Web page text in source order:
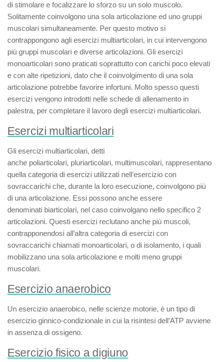
di stimolare e focalizzare lo sforzo su un solo muscolo.
Solitamente coinvolgono una sola articolazione ed uno gruppi
muscolari simultaneamente. Per questo motivo si
contrappongono agli esercizi multiarticolari, in cui intervengono
più gruppi muscolari e diverse articolazioni. Gli esercizi
monoarticolari sono praticati soprattutto con carichi poco elevati
e con alte ripetizioni, dato che il coinvolgimento di una sola
articolazione potrebbe favorire infortuni. Molto spesso questi
esercizi vengono introdotti nelle schede di allenamento in
palestra, per completare il lavoro degli esercizi multiarticolari.
Esercizi multiarticolari
Gli esercizi multiarticolari, detti
anche poliarticolari, pluriarticolari, multimuscolari, rappresentano
quella categoria di esercizi utilizzati nell’esercizio con
sovraccarichi che, durante la loro esecuzione, coinvolgono più
di una articolazione. Essi possono anche essere
denominati biarticolari, nel caso coinvolgano nello specifico 2
articolazioni. Questi esercizi reclutano anche più muscoli,
contrapponendosi all’altra categoria di esercizi con
sovraccarichi chiamati monoarticolari, o di isolamento, i quali
mobilizzano una sola articolazione e molti meno gruppi
muscolari.
Esercizio anaerobico
Un esercizio anaerobico, nelle scienze motorie, è un tipo di
esercizio ginnico-condizionale in cui la risintesi dell’ATP avviene
in assenza di ossigeno.
Esercizio fisico a digiuno